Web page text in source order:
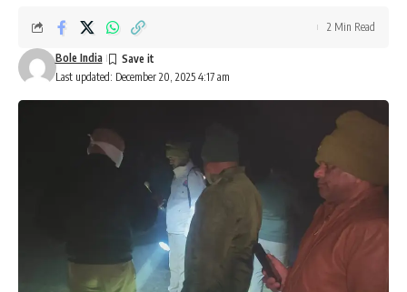
Last updated: December 20, 2025 4:17 am
Bole India
2 Min Read